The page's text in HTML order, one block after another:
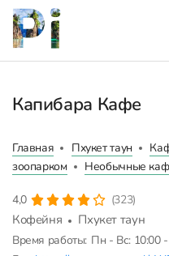
Капибара Кафе
Главная Пхукет таун
зоопарком
Необычные
4,0 (323)
Кофейня Пхукет таун
Время работы: Пн - Вс: 10:00